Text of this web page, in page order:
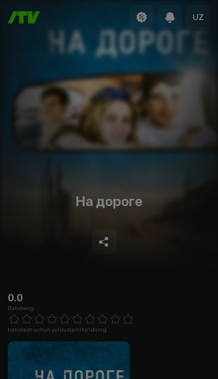
UZ
На дороге
0.0
Baholang
1 Star 2 Stars 3 Stars 4 Stars5 Stars 6 Stars7 Stars8 Stars
baholash uchun yulduzlarni to'ldiring